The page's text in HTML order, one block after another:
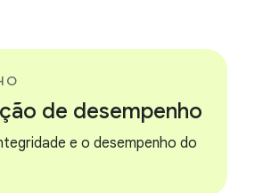
de desempenho
e o desempenho do